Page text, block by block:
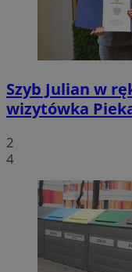
Szyb Julian w
wizytówka
2
4